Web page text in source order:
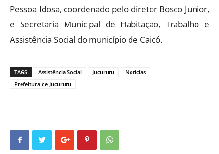
Pessoa Idosa, coordenado pelo diretor Bosco Junior,
e Secretaria Municipal de Habitação, Trabalho e
Assistência Social do município de Caicó.
TAGS Assistência Social Jucurutu
Notícias
Prefeitura de Jucurutu